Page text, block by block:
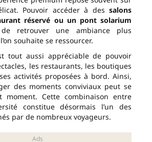
Pouvoir accéder à des salons
réservé ou un pont solarium
retrouver une ambiance plus
souhaite se ressourcer.
tout aussi appréciable de pouvoir
les restaurants, les boutiques
activités proposées à bord. Ainsi,
des moments conviviaux peut se
moment. Cette combinaison entre
constitue désormais l’un des
par de nombreux voyageurs.